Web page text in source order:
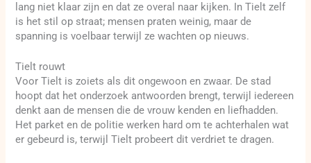
lang niet klaar zijn en dat ze overal naar kijken. In Tielt zelf
is het stil op straat; mensen praten weinig, maar de
spanning is voelbaar terwijl ze wachten op nieuws.
Tielt rouwt
Voor Tielt is zoiets als dit ongewoon en zwaar. De stad
hoopt dat het onderzoek antwoorden brengt, terwijl iedereen
denkt aan de mensen die de vrouw kenden en liefhadden.
Het parket en de politie werken hard om te achterhalen wat
er gebeurd is, terwijl Tielt probeert dit verdriet te dragen.